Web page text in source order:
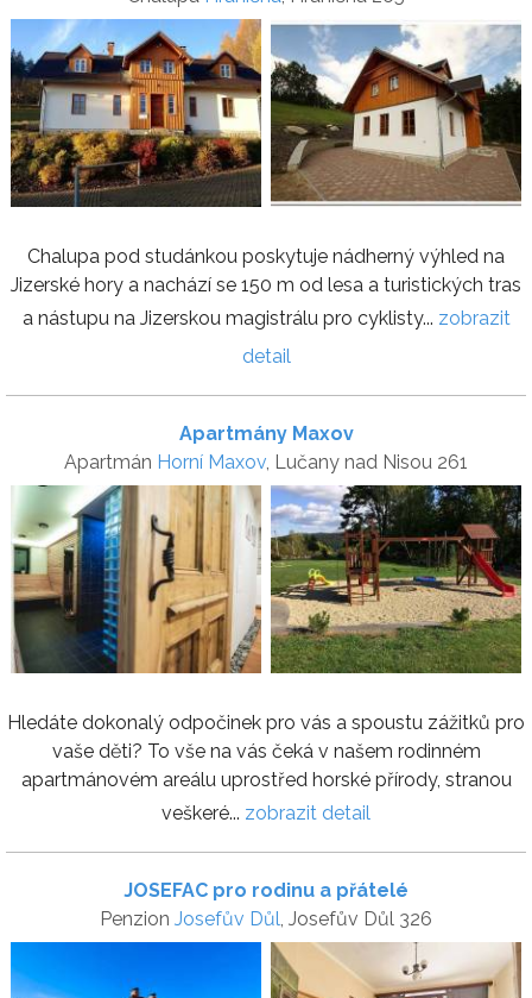
Chalupa pod studánkou poskytuje nádherný výhled na
Jizerské hory a nachází se 150 m od lesa a turistických tras
a nástupu na Jizerskou magistrálu pro cyklisty... zobrazit
detail
Apartmány Maxov
Apartmán Horní Maxov, Lučany nad Nisou 261
Hledáte dokonalý odpočinek pro vás a spoustu zážitků pro
vaše děti? To vše na vás čeká v našem rodinném
apartmánovém areálu uprostřed horské přírody, stranou
veškeré... zobrazit detail
JOSEFAC pro rodinu a přátelé
Penzion Josefův Důl, Josefův Důl 326